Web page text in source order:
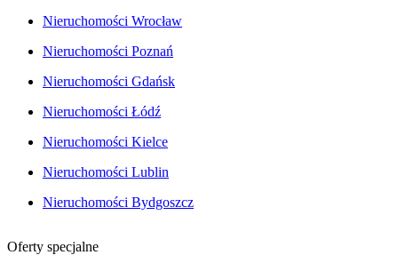
Nieruchomości Wrocław
Nieruchomości Poznań
Nieruchomości Gdańsk
Nieruchomości Łódź
Nieruchomości Kielce
Nieruchomości Lublin
Nieruchomości Bydgoszcz
Oferty specjalne